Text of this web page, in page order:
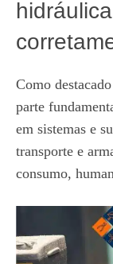
Como
parte
em sistemas e
transporte e
consumo,